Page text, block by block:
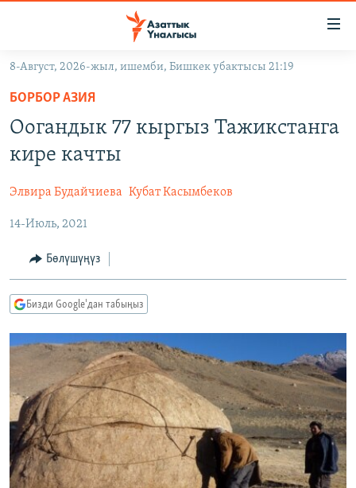
Навигацияга
өтүңүз
Издөөгө
салыңыз
ЭКОНОМИКА
МАДАНИЯТ
БОРБОР АЗИЯ
УКРАИНА
АТАЙЫН ИЛИКТӨӨ
ТВ ПРОГРАММАЛАР
БҮГҮН АЗАТТЫКТА
БИЗ ЖАНА ДҮЙНӨ
ДАНИСТЕ
ЭЖЕ-СИҢДИЛЕР
АЗАТТЫК+
ЫҢГАЙСЫЗ СУРООЛОР
ПОДКАСТ
ӨЗГӨЧӨ ПИКИР
ОНЛАЙН ШЕРИНЕ
ЭЕ/АРнун бардык сайттары
8-Август, 2026-жыл, ишемби, Бишкек убактысы 21:19
БОРБОР АЗИЯ
Оогандык 77 кыргыз Тажикстанга
кире качты
Элвира Будайчиева Кубат Касымбеков
14-Июль, 2021
Бөлүшүңүз
Бизди Google'дан табыңыз